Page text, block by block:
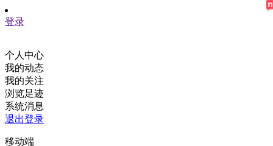
登录
个人中心
我的动态
我的关注
浏览足迹
系统消息
退出登录
移动端